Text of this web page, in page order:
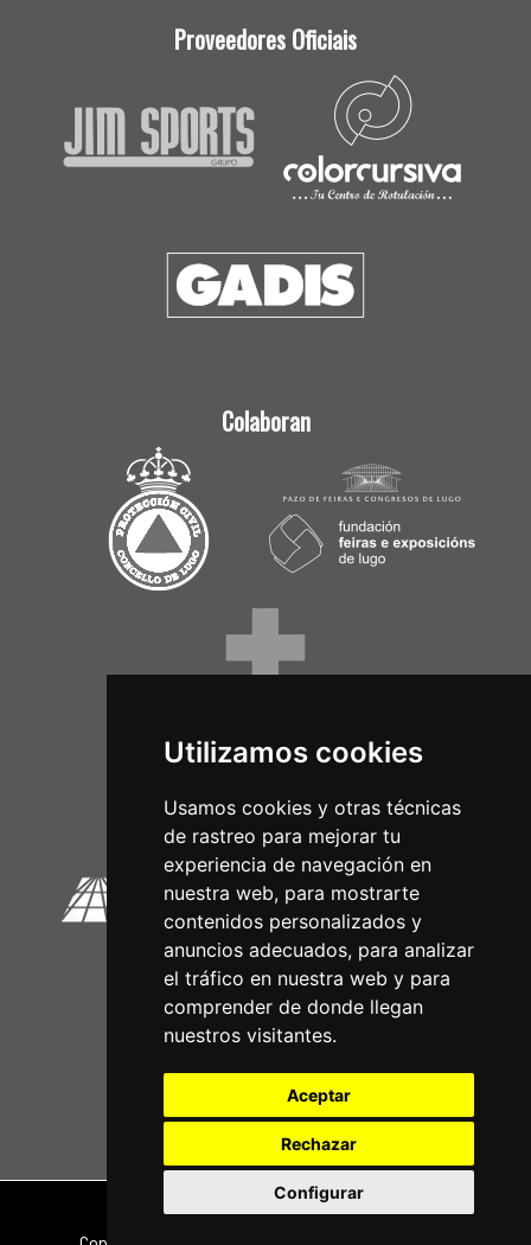
Utilizamos cookies
Usamos cookies y otras técnicas
de rastreo para mejorar tu
experiencia de navegación en
nuestra web, para mostrarte
contenidos personalizados y
anuncios adecuados, para analizar
el tráfico en nuestra web y para
comprender de donde llegan
nuestros visitantes.
Aceptar
Rechazar
Configurar
Proveedores Oficiais
Colaboran
Circuitos Oficiais
Nota legal|Política de privacidade